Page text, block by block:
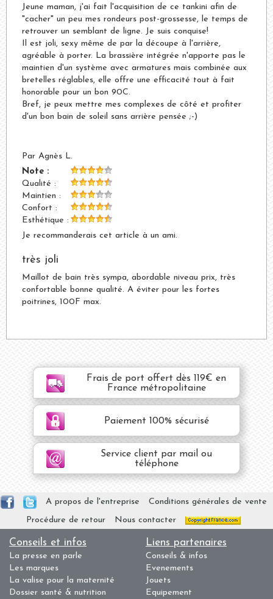
Jeune maman, j'ai fait l'acquisition de ce tankini afin de
"cacher" un peu mes rondeurs post-grossesse, le temps de
retrouver un semblant de ligne. Je suis conquise!
Il est joli, sexy même de par la découpe à l'arrière,
agréable à porter. La brassière intégrée n'apporte pas le
maintien d'un système avec armatures mais combinée aux
bretelles réglables, elle offre une efficacité tout à fait
honorable pour un bon 90C.
Bref, je peux mettre mes complexes de côté et profiter
d'un bon bain de soleil sans arrière pensée ;-)
Par Agnès L.
Note :
Qualité :
Maintien :
Confort :
Esthétique :
Je recommanderais cet article à un ami.
très joli
Maillot de bain très sympa, abordable niveau prix, très
confortable bonne qualité. A éviter pour les fortes
poitrines, 100F max.
Frais de port offert dès 119€ en
France métropolitaine
Paiement 100% sécurisé
Service client par mail ou
téléphone
A propos de l'entreprise Conditions générales de vente
Procédure de retour Nous contacter
Conseils et infos
La presse en parle
Les marques
La valise pour la maternité
Dossier santé & nutrition
Liens partenaires
Conseils & infos
Evenements
Jouets
Equipement